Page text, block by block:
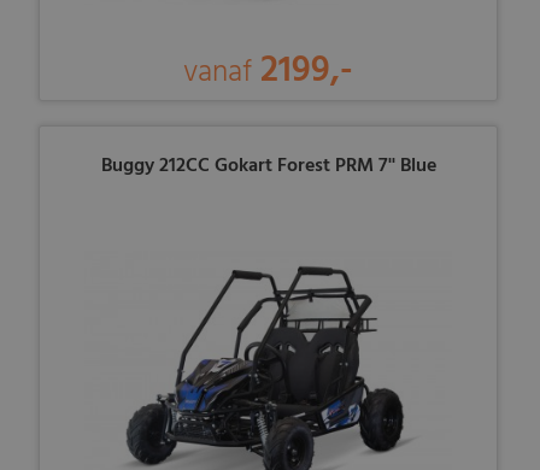
vanaf 2199,-
Buggy 212CC Gokart Forest PRM 7'' Blue